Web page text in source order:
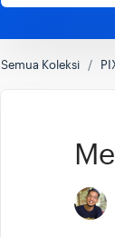
Semua Koleksi